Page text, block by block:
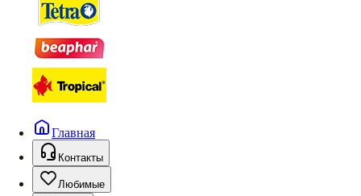
Главная
Контакты
Любимые